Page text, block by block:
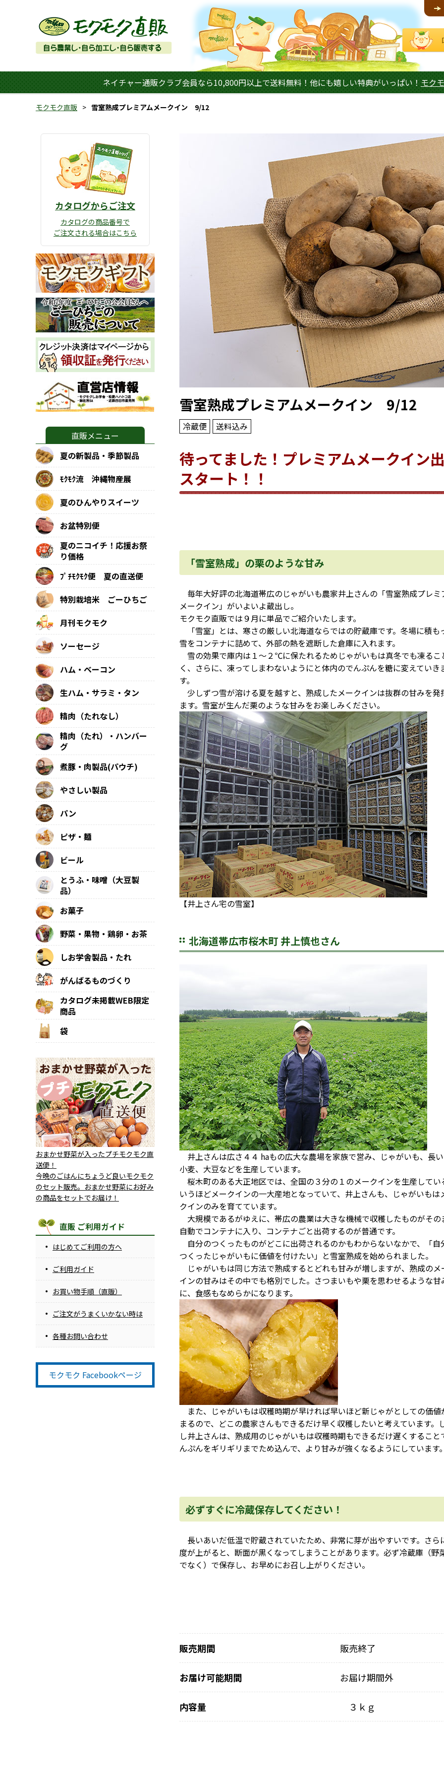
ネイチャー通販クラブ会員なら10,800円以上で送料無料！他にも嬉しい特典がいっぱい！ モク
モクモク直販 雪室熟成プレミアムメークイン 9/12
雪室熟成プレミアムメークイン 9/12
冷蔵便 送料込み
待ってました！プレミアムメークイン
スタート！！
「雪室熟成」の栗のような甘み
毎年大好評の北海道帯広のじゃがいも農家井上さんの「雪室熟成プレミ
メークイン」がいよいよ蔵出し。
モクモク直販では９月に単品でご紹介いたします。
「雪室」とは、寒さの厳しい北海道ならではの貯蔵庫です。冬場に積も
雪をコンテナに詰めて、外部の熱を遮断した倉庫に入れます。
雪の効果で庫内は１～２℃に保たれるためじゃがいもは真冬でも凍るこ
く、さらに、凍ってしまわないようにと体内のでんぷんを糖に変えていき
す。
少しずつ雪が溶ける夏を越すと、熟成したメークインは抜群の甘みを発
ます。雪室が生んだ栗のような甘みをお楽しみください。
【井上さん宅の雪室】
北海道帯広市桜木町 井上慎也さん
井上さんは広さ４４ haもの広大な農場を家族で営み、じゃがいも、長
小麦、大豆などを生産しています。
桜木町のある大正地区では、全国の３分の１のメークインを生産してい
いうほどメークインの一大産地となっていて、井上さんも、じゃがいもは
クインのみを育てています。
大規模であるがゆえに、帯広の農業は大きな機械で収穫したものがその
自動でコンテナに入り、コンテナごと出荷するのが普通です。
自分のつくったものがどこに出荷されるのかもわからないなかで、「自
つくったじゃがいもに価値を付けたい」と雪室熟成を始められました。
じゃがいもは同じ方法で熟成するとどれも甘みが増しますが、熟成のメ
インの甘みはその中でも格別でした。さつまいもや栗を思わせるような甘
に、食感もなめらかになります。
また、じゃがいもは収穫時期が早ければ早いほど新じゃがとしての価値
まるので、どこの農家さんもできるだけ早く収穫したいと考えています。
し井上さんは、熟成用のじゃがいもは収穫時期もできるだけ遅くすること
んぷんをギリギリまでため込んで、より甘みが強くなるようにしています
必ずすぐに冷蔵保存してください！
長いあいだ低温で貯蔵されていたため、非常に芽が出やすいです。さら
度が上がると、断面が黒くなってしまうことがあります。必ず冷蔵庫（野
でなく）で保存し、お早めにお召し上がりください。
販売期間 販売終了
お届け可能期間 お届け期間外
内容量 ３ｋｇ
カタログからご注文
カタログの商品番号で
ご注文される場合はこちら
直販メニュー
夏の新製品・季節製品
ﾓｸﾓｸ流 沖縄物産展
夏のひんやりスイーツ
お盆特別便
夏のニコイチ！応援お祭
り価格
ﾌﾟﾁﾓｸﾓｸ便 夏の直送便
特別栽培米 ごーひちご
月刊モクモク
ソーセージ
ハム・ベーコン
生ハム・サラミ・タン
精肉（たれなし）
精肉（たれ）・ハンバー
グ
煮豚・肉製品(パウチ)
やさしい製品
パン
ピザ・麺
ビール
とうふ・味噌（大豆製
品）
お菓子
野菜・果物・鶏卵・お茶
しお学舎製品・たれ
がんばるものづくり
カタログ未掲載WEB限定
商品
袋
おまかせ野菜が入ったプチモクモク直
送便！
今晩のごはんにちょうど良いモクモク
のセット販売。おまかせ野菜にお好み
の商品をセットでお届け！
直販 ご利用ガイド
はじめてご利用の方へ
ご利用ガイド
お買い物手順（直販）
ご注文がうまくいかない時は
各種お問い合わせ
モクモク Facebookページ